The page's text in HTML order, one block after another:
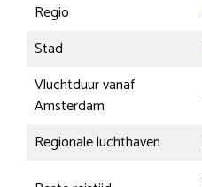
Regio
Stad
Vluchtduur vanaf
Amsterdam
Regionale luchthaven